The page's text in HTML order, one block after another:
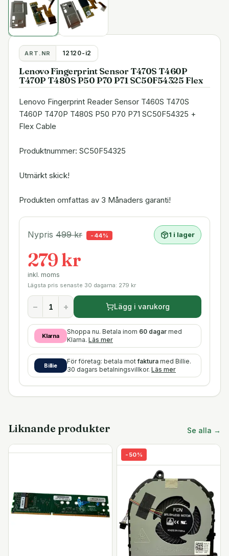
ART.NR 12120-i2
Lenovo Fingerprint Sensor T470S T460P
T470P T480S P50 P70 P71 SC50F54325 Flex
Lenovo Fingerprint Reader Sensor T460S T470S
T460P T470P T480S P50 P70 P71 SC50F54325 +
Flex Cable
Produktnummer: SC50F54325
Utmärkt skick!
Produkten omfattas av 3 Månaders garanti!
Nypris 499kr - 44% 1 i lager
279 kr
inkl. moms
Lägsta pris senaste 30 dagarna: 279 kr
− + Lägg i varukorg
Klarna
Shoppa nu. Betala inom 60 dagar med
Klarna. Läs mer
Billie
För företag: betala motfaktura med Billie.
30 dagars betalningsvillkor. Läs mer
Liknande produkter Se alla →
- 50%